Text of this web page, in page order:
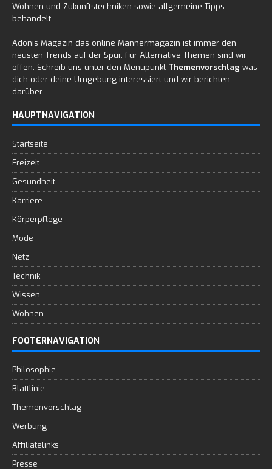
Wohnen und Zukunftstechniken sowie allgemeine Tipps
behandelt.
Adonis Magazin das online Männermagazin ist immer den
neusten Trends auf der Spur. Für Alternative Themen sind wir
offen. Schreib uns unter den Menüpunkt Themenvorschlag was
dich oder deine Umgebung interessiert und wir berichten
darüber.
HAUPTNAVIGATION
Startseite
Freizeit
Gesundheit
Karriere
Körperpflege
Mode
Netz
Technik
Wissen
Wohnen
FOOTERNAVIGATION
Philosophie
Blattlinie
Themenvorschlag
Werbung
Affiliatelinks
Presse